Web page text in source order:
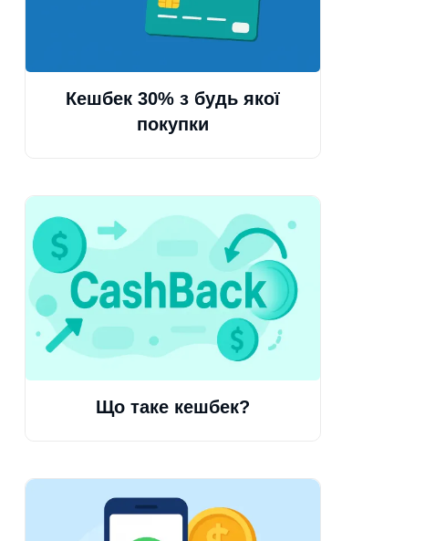
Кешбек 30% з будь якої
покупки
Що таке кешбек?